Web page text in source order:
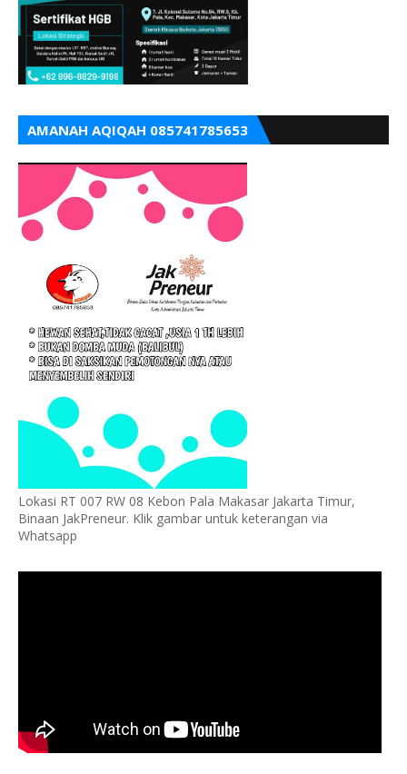
AMANAH AQIQAH 085741785653
Lokasi RT 007 RW 08 Kebon Pala Makasar Jakarta Timur,
Binaan JakPreneur. Klik gambar untuk keterangan via
Whatsapp